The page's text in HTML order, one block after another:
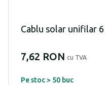
Cablu solar unifilar
7,62 RON cu TVA
Pe stoc > 50 buc